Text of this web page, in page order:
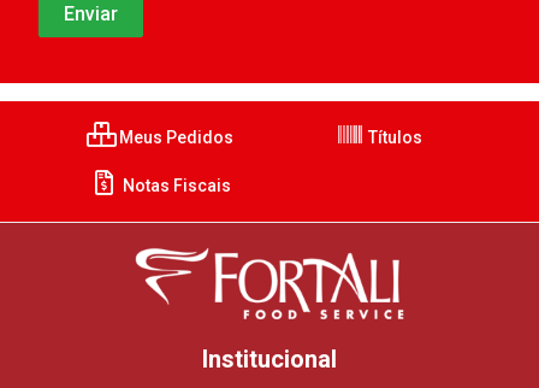
Meus Pedidos Títulos
Notas Fiscais
Institucional